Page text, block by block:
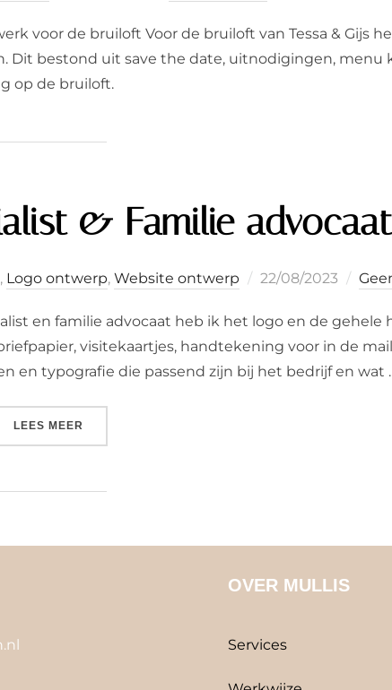
voor de bruiloft Voor de bruiloft van Tessa & Gijs
Dit bestond uit save the date, uitnodigingen, menu
op de bruiloft.
& Familie advocaat
, Logo ontwerp, Website ontwerp
Geplaatst
22/08/2023
en familie advocaat heb ik het logo en de gehele
visitekaartjes, handtekening voor in de
en typografie die passend zijn bij het bedrijf en wat
LEES MEER
OVER MULLIS
Services